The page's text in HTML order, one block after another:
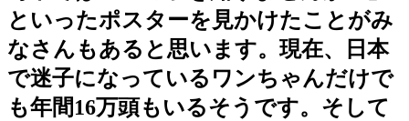
といったポスターを見かけたことがみ
なさんもあると思います。現在、日本
で迷子になっているワンちゃんだけで
も年間16万頭もいるそうです。そして